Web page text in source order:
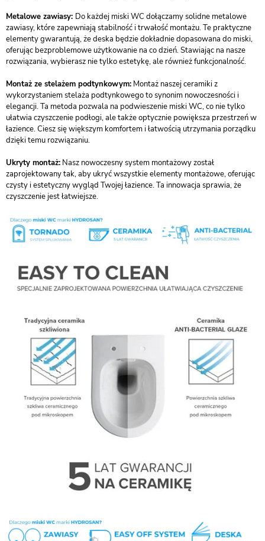
Metalowe zawiasy: Do każdej miski WC dołączamy solidne metalowe
zawiasy, które zapewniają stabilność i trwałość montażu. Te praktyczne
elementy gwarantują, że deska będzie dokładnie dopasowana do miski,
oferując bezproblemowe użytkowanie na co dzień. Stawiając na nasze
rozwiązania, wybierasz nie tylko estetykę, ale również funkcjonalność.
Montaż ze stelażem podtynkowym: Montaż naszej ceramiki z
wykorzystaniem stelaża podtynkowego to synonim nowoczesności i
elegancji. Ta metoda pozwala na podwieszenie miski WC, co nie tylko
ułatwia czyszczenie podłogi, ale także optycznie powiększa przestrzeń w
łazience. Ciesz się większym komfortem i łatwością utrzymania porządku
dzięki temu rozwiązaniu.
Ukryty montaż: Nasz nowoczesny system montażowy został
zaprojektowany tak, aby ukryć wszystkie elementy montażowe, oferując
czysty i estetyczny wygląd Twojej łazience. Ta innowacja sprawia, że
czyszczenie jest łatwiejsze.